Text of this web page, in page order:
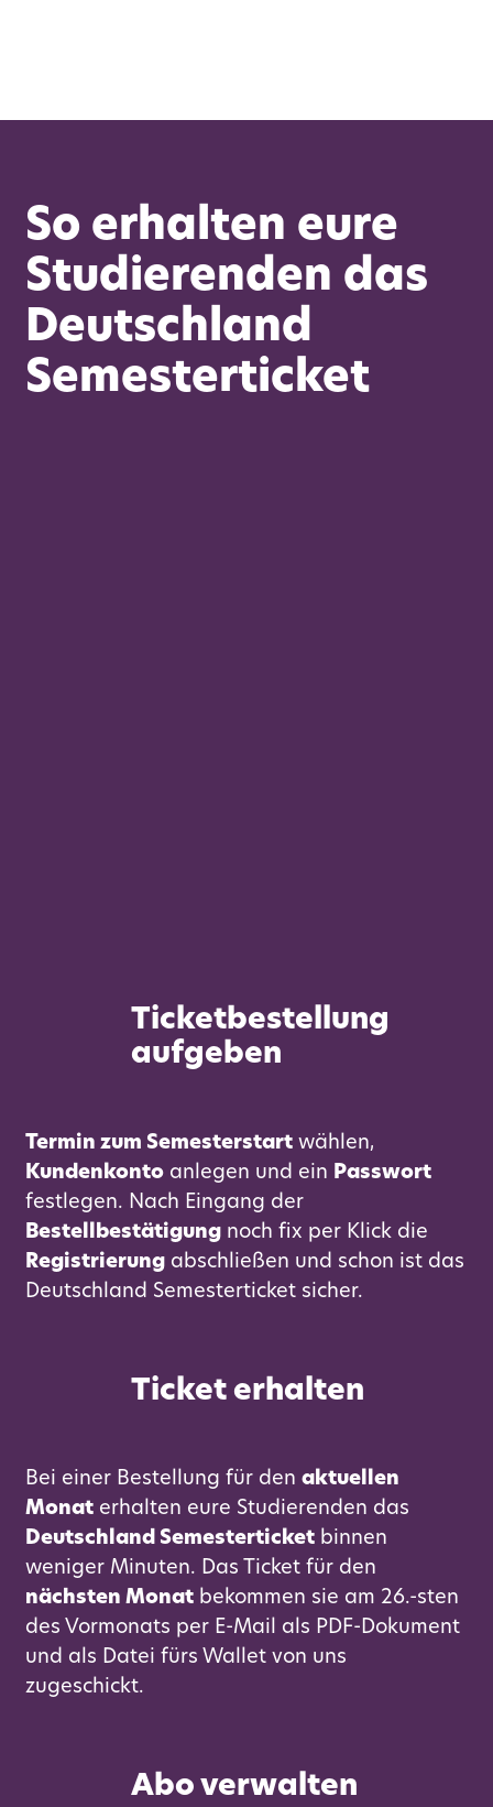
So erhalten eure
Studierenden das
Deutschland
Semesterticket
Ticketbestellung
aufgeben
Termin zum Semesterstart wählen,
Kundenkonto anlegen und ein Passwort
festlegen. Nach Eingang der
Bestellbestätigung noch fix per Klick die
Registrierung abschließen und schon ist das
Deutschland Semesterticket sicher.
Ticket erhalten
Bei einer Bestellung für denaktuellen
Monat erhalten eure Studierenden das
Deutschland Semesterticket binnen
weniger Minuten. Das Ticket für den
nächsten Monat bekommen sie am 26.-sten
des Vormonats per E-Mail als PDF-Dokument
und als Datei fürs Wallet von uns
zugeschickt.
Abo verwalten